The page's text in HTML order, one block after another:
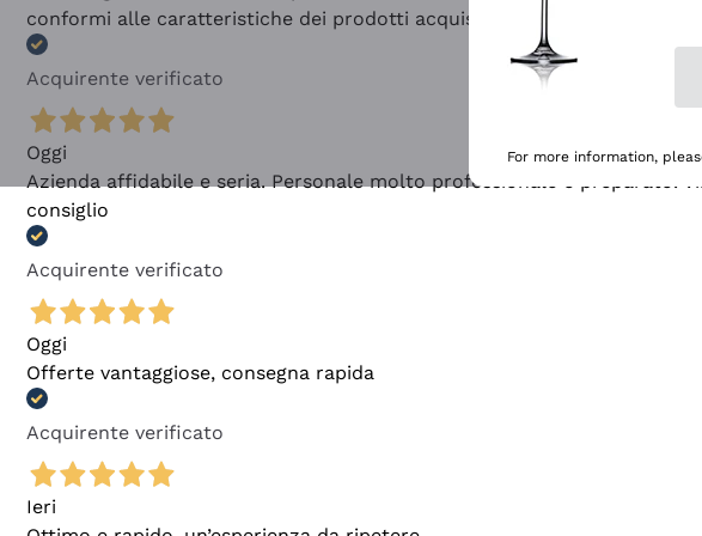
conformi alle caratteristiche dei prodotti acquistati
Acquirente verificato
Oggi
Azienda affidabile e seria. Personale molto professionale e preparato.
consiglio
Acquirente verificato
Oggi
Offerte vantaggiose, consegna rapida
Acquirente verificato
Ieri
For more information,